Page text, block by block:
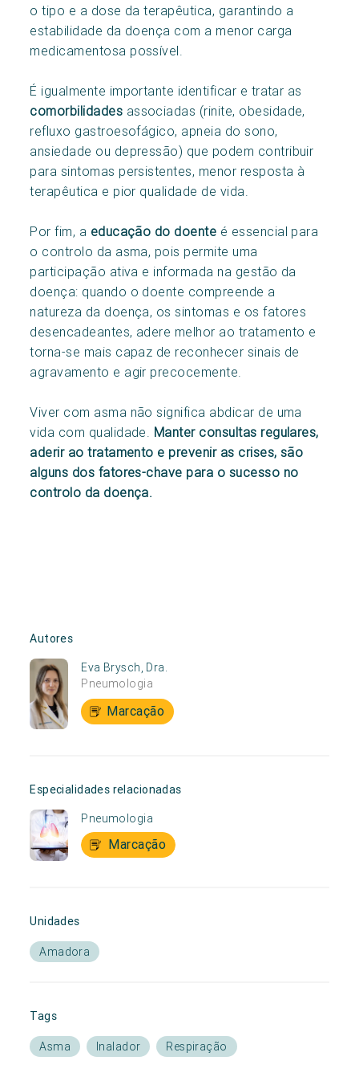
o tipo e a dose da terapêutica, garantindo a
estabilidade da doença com a menor carga
medicamentosa possível.
É igualmente importante identificar e tratar as
comorbilidades associadas (rinite, obesidade,
refluxo gastroesofágico, apneia do sono,
ansiedade ou depressão) que podem contribuir
para sintomas persistentes, menor resposta à
terapêutica e pior qualidade de vida.
Por fim, a educação do doente é essencial para
o controlo da asma, pois permite uma
participação ativa e informada na gestão da
doença: quando o doente compreende a
natureza da doença, os sintomas e os fatores
desencadeantes, adere melhor ao tratamento e
torna-se mais capaz de reconhecer sinais de
agravamento e agir precocemente.
Viver com asma não significa abdicar de uma
vida com qualidade. Manter consultas regulares,
aderir ao tratamento e prevenir as crises, são
alguns dos fatores-chave para o sucesso no
controlo da doença.
Autores
Eva Brysch, Dra.
Pneumologia
Marcação
Especialidades relacionadas
Pneumologia
Marcação
Unidades
Amadora
Tags
Asma Inalador Respiração